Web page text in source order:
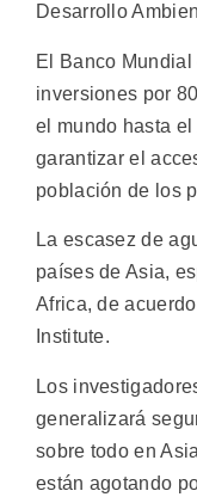
Desarrollo
El Banco
inversiones por
el mundo hasta
garantizar el
población de los
La escasez de
países de Asia,
Africa, de
Institute.
Los
generalizará
sobre todo en
están agotando